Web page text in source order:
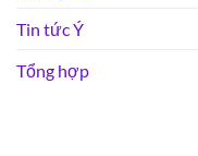
Tin tức Ý
Tổng hợp